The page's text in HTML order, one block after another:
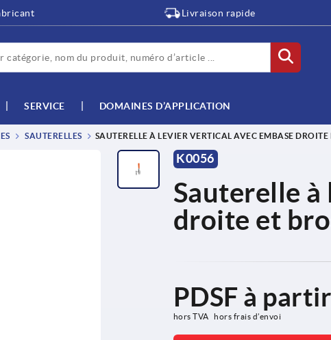
Livraison rapide
SERVICE DOMAINES D’APPLICATION
SAUTERELLES SAUTERELLE À LEVIER VERTICAL AVEC EMBASE DROITE
K0056
Sauterelle à
droite et
PDSF à
hors TVA hors frais d’envoi